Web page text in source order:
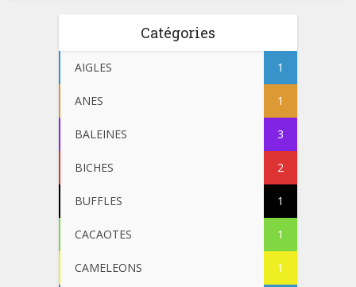
Catégories
AIGLES 1
ANES 1
BALEINES 3
BICHES 2
BUFFLES 1
CACAOTES 1
CAMELEONS 1